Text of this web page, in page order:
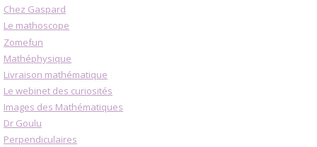
Chez Gaspard
Le mathoscope
Zomefun
Mathéphysique
Livraison mathématique
Le webinet des curiosités
Images des Mathématiques
Dr Goulu
Perpendiculaires